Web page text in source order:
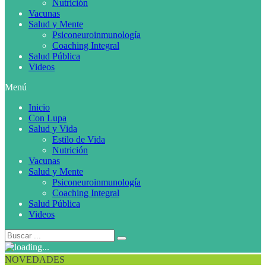
Nutrición
Vacunas
Salud y Mente
Psiconeuroinmunología
Coaching Integral
Salud Pública
Videos
Menú
Inicio
Con Lupa
Salud y Vida
Estilo de Vida
Nutrición
Vacunas
Salud y Mente
Psiconeuroinmunología
Coaching Integral
Salud Pública
Videos
NOVEDADES